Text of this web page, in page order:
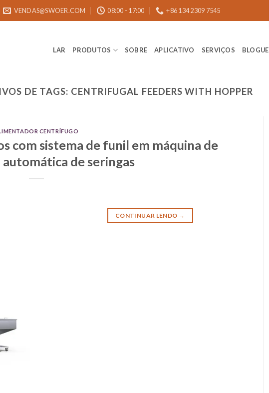
VENDAS@SWOER.COM 08:00 - 17:00 +86 134 2309 7545
LAR PRODUTOS SOBRE APLICATIVO SERVIÇOS BLOGUE
DE TAGS: CENTRIFUGAL FEEDERS WITH HOPPER
CENTRÍFUGO
com sistema de funil em máquina de
de seringas
CONTINUAR LENDO →